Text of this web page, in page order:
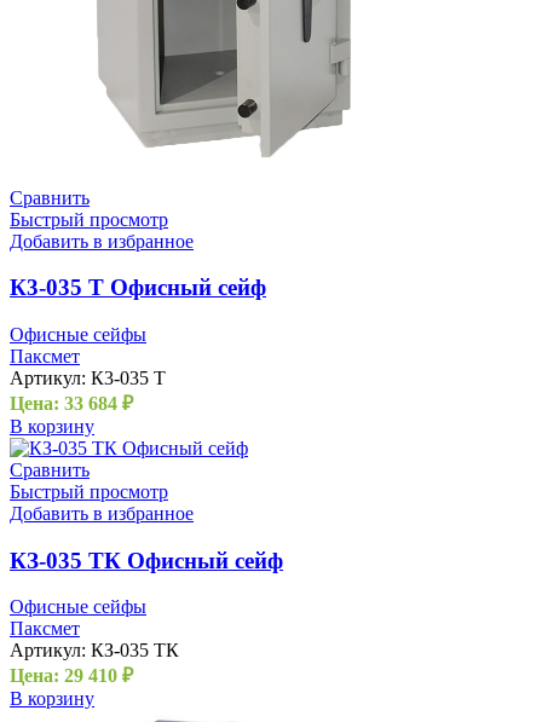
Сравнить
Быстрый просмотр
Добавить в избранное
К3-035 Т Офисный сейф
Офисные сейфы
Паксмет
Артикул: К3-035 Т
Цена: 33 684 ₽
В корзину
Сравнить
Быстрый просмотр
Добавить в избранное
КЗ-035 ТК Офисный сейф
Офисные сейфы
Паксмет
Артикул: КЗ-035 ТК
Цена: 29 410 ₽
В корзину